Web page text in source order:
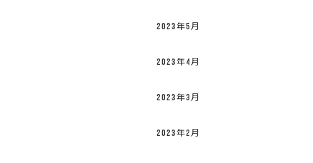
2023年5月
2023年4月
2023年3月
2023年2月